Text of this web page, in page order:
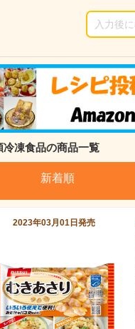
冷凍食品の商品一覧
新着順
2023年03月01日発売